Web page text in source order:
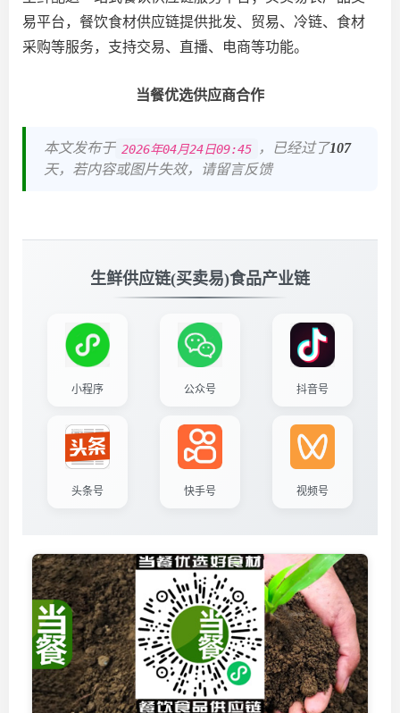
易平台，餐饮食材供应链提供批发、贸易、冷链、食材
采购等服务，支持交易、直播、电商等功能。
当餐优选供应商合作
本文发布于 2026年04月24日09:45 ，已经过了107
天，若内容或图片失效，请留言反馈
生鲜供应链(买卖易)食品产业链
小程序 公众号 抖音号
头条号 快手号 视频号